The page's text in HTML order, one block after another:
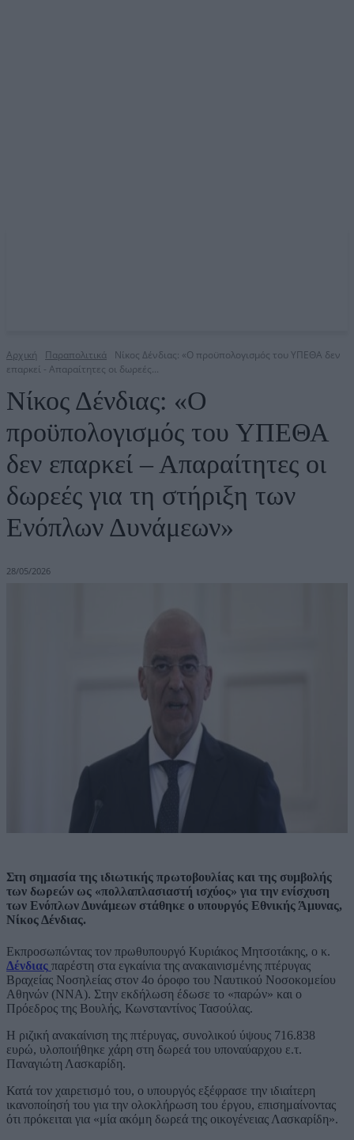
Αρχική Παραπολιτικά
Νίκος Δένδιας: «Ο προϋπολογισμός του ΥΠΕΘΑ δεν
επαρκεί - Απαραίτητες οι δωρεές...
Νίκος Δένδιας: «Ο
προϋπολογισμός του ΥΠΕΘΑ
δεν επαρκεί – Απαραίτητες οι
δωρεές για τη στήριξη των
Ενόπλων Δυνάμεων»
28/05/2026
Στη σημασία της ιδιωτικής πρωτοβουλίας και της συμβολής
των δωρεών ως «πολλαπλασιαστή ισχύος» για την ενίσχυση
των Ενόπλων Δυνάμεων στάθηκε ο υπουργός Εθνικής Άμυνας,
Νίκος Δένδιας.
Εκπροσωπώντας τον πρωθυπουργό Κυριάκος Μητσοτάκης, ο κ.
Δένδιας παρέστη στα εγκαίνια της ανακαινισμένης πτέρυγας
Βραχείας Νοσηλείας στον 4ο όροφο του Ναυτικού Νοσοκομείου
Αθηνών (ΝΝΑ). Στην εκδήλωση έδωσε το «παρών» και ο
Πρόεδρος της Βουλής, Κωνσταντίνος Τασούλας.
Η ριζική ανακαίνιση της πτέρυγας, συνολικού ύψους 716.838
ευρώ, υλοποιήθηκε χάρη στη δωρεά του υποναύαρχου ε.τ.
Παναγιώτη Λασκαρίδη.
Κατά τον χαιρετισμό του, ο υπουργός εξέφρασε την ιδιαίτερη
ικανοποίησή του για την ολοκλήρωση του έργου, επισημαίνοντας
ότι πρόκειται για «μία ακόμη δωρεά της οικογένειας Λασκαρίδη».